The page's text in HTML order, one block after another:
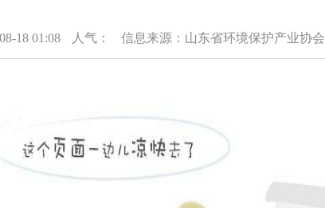
18 01:08 人气： 信息来源：山东省环境保护产业协会